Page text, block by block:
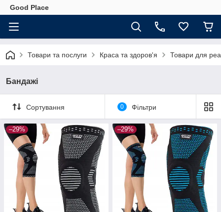
Good Place
Товари та послуги Краса та здоров'я Товари для
Бандажі
Сортування 0 Фільтри
–29% –29%